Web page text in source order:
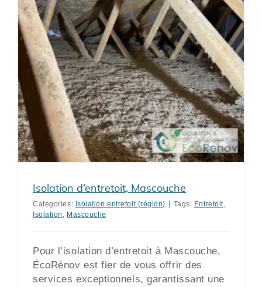
Isolation d’entretoit, Mascouche
Categories: Isolation entretoit (région) Tags: Entretoit,
Isolation , Mascouche
Pour l’isolation d’entretoit à Mascouche,
ÉcoRénov est fier de vous offrir des
services exceptionnels, garantissant une